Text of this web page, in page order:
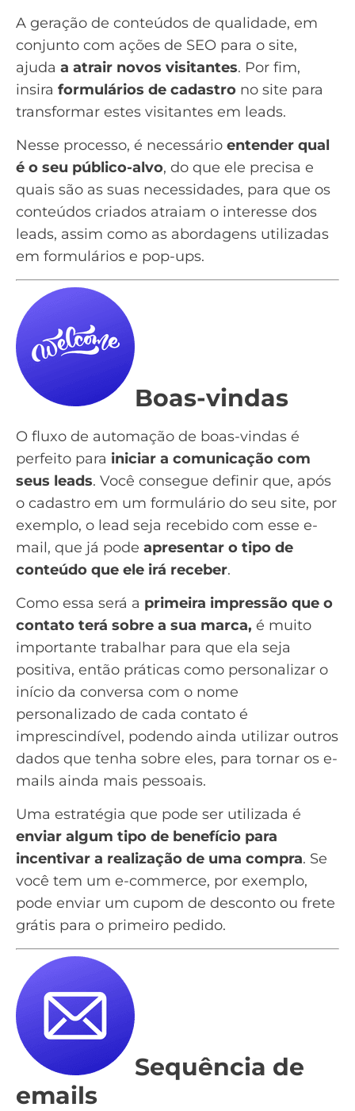
A geração de conteúdos de qualidade, em
conjunto com ações de SEO para o site,
ajuda a atrair novos visitantes. Por fim,
insira formulários de cadastro no site para
transformar estes visitantes em leads.
Nesse processo, é necessário entender qual
é o seu público-alvo, do que ele precisa e
quais são as suas necessidades, para que os
conteúdos criados atraiam o interesse dos
leads, assim como as abordagens utilizadas
em formulários e pop-ups.
Boas-vindas
O fluxo de automação de boas-vindas é
perfeito para iniciar a comunicação com
seus leads. Você consegue definir que, após
o cadastro em um formulário do seu site, por
exemplo, o lead seja recebido com esse e-
mail, que já pode apresentar o tipo de
conteúdo que ele irá receber.
Como essa será a primeira impressão que o
contato terá sobre a sua marca, é muito
importante trabalhar para que ela seja
positiva, então práticas como personalizar o
início da conversa com o nome
personalizado de cada contato é
imprescindível, podendo ainda utilizar outros
dados que tenha sobre eles, para tornar os e-
mails ainda mais pessoais.
Uma estratégia que pode ser utilizada é
enviar algum tipo de benefício para
incentivar a realização de uma compra. Se
você tem um e-commerce, por exemplo,
pode enviar um cupom de desconto ou frete
grátis para o primeiro pedido.
Sequência de
emails